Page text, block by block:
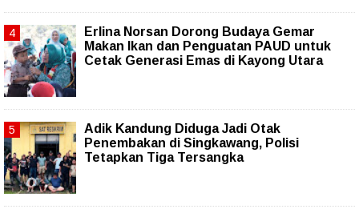
Erlina Norsan Dorong Budaya Gemar
Makan Ikan dan Penguatan PAUD untuk
Cetak Generasi Emas di Kayong Utara
Adik Kandung Diduga Jadi Otak
Penembakan di Singkawang, Polisi
Tetapkan Tiga Tersangka